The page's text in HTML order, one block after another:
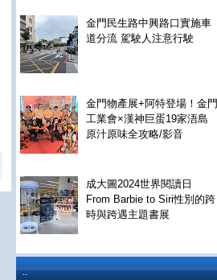
金門民生路中興路口實施車
道分流 駕駛人注意行駛
金門物產展+阿特登場！金門
工業會×漢神巨蛋19家浯島
原汁原味全攻略/影音
成大圖2024世界閱讀日
From Barbie to Siri性別的跨
時與跨遇主題書展
..